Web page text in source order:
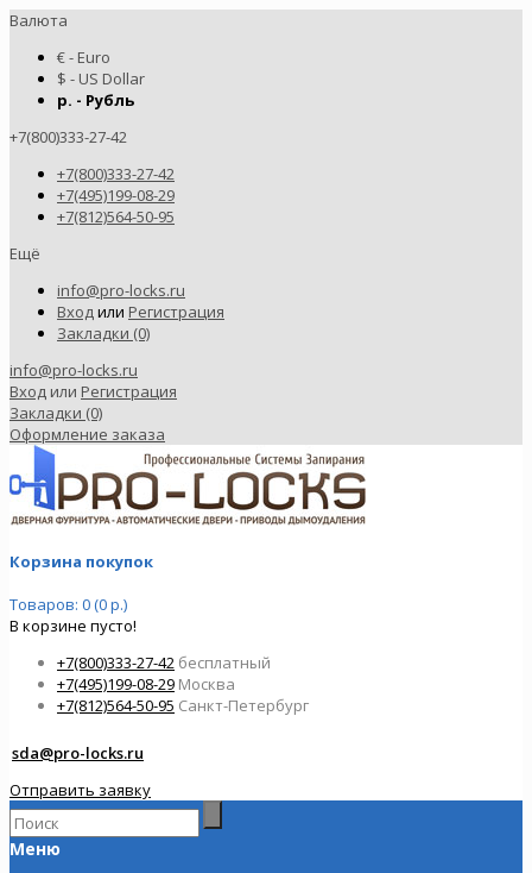
Валюта
€ - Euro
$ - US Dollar
р. - Рубль
+7(800)333-27-42
+7(800)333-27-42
+7(495)199-08-29
+7(812)564-50-95
Ещё
info@pro-locks.ru
Входили Регистрация
Закладки (0)
info@pro-locks.ru
Вход или Регистрация
Закладки (0)
Оформление заказа
Корзина покупок
Товаров: 0 (0 р.)
В корзине пусто!
+7(800)333-27-42 бесплатный
+7(495)199-08-29 Москва
+7(812)564-50-95 Санкт-Петербург
sda@pro-locks.ru
Отправить заявку
Меню